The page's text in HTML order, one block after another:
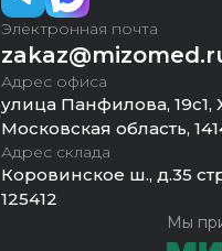
Электронная почта
Адрес офиса
улица Панфилова, 19с1,
Московская область,
Адрес склада
Коровинское ш., д.35
125412
Мы